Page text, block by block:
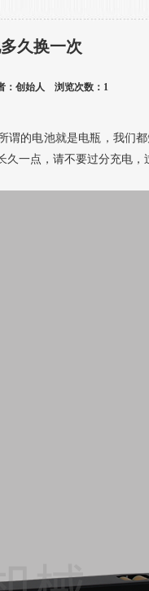
久换一次
：创始人 浏览次数： 1
谓的电池就是电瓶，我们
久一点，请不要过分充电